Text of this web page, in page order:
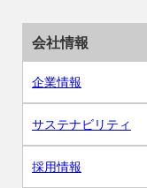
会社情報
企業情報
サステナビリティ
採用情報